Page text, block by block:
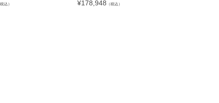
込） ¥178,948 （税込）